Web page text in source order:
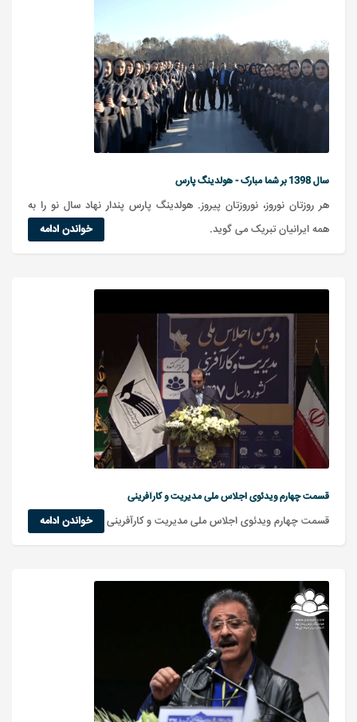
سال 1398 بر شما مبارک - هولدینگ پارس
هر روزتان نوروز، نوروزتان پیروز. هولدینگ پارس پندار نهاد سال نو را به
همه ایرانیان تبریک می گوید.
خواندن ادامه
قسمت چهارم ویدئوی اجلاس ملی مدیریت و کارآفرینی
قسمت چهارم ویدئوی اجلاس ملی مدیریت و کارآفرینی خواندن ادامه